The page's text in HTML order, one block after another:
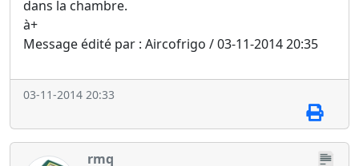
dans la chambre.
à+
Message édité par : Aircofrigo / 03-11-2014 20:35
03-11-2014 20:33
rmq